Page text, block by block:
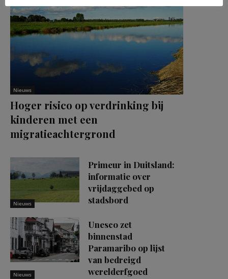
Nieuws
Hoger risico op verdrinking bij
kinderen met een
migratieachtergrond
Nieuws
Primeur in Duitsland:
informatie over
vrijdaggebed op
stadsbord
Nieuws
Unesco zet
binnenstad
Paramaribo op lijst
van bedreigd
werelderfgoed